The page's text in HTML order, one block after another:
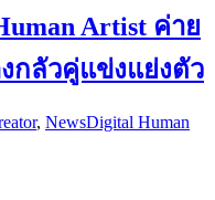
Artist ค่าย
งกลัวคู่แข่งแย่งตัว
, NewsDigital Human